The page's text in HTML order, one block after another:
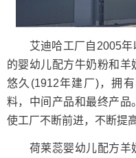
艾迪哈工厂自2005年
的婴幼儿配方牛奶粉和
悠久(1912年建厂)，拥
料，中间产品和最终产品
使工厂不断前进，不断提
荷莱蕊婴幼儿配方羊